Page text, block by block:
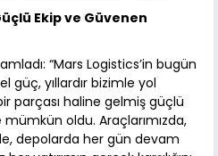
Ekip ve Güvenen
“Mars Logistics’in bugün
güç, yıllardır bizimle yol
parçası haline gelmiş güçlü
oldu. Araçlarımızda,
depolarda her gün devam